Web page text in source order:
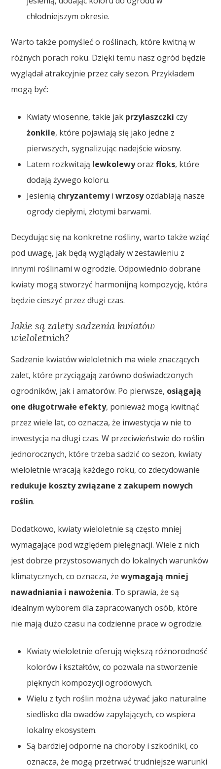
chłodniejszym okresie.
Warto także pomyśleć o roślinach, które kwitną w
różnych porach roku. Dzięki temu nasz ogród będzie
wyglądał atrakcyjnie przez cały sezon. Przykładem
mogą być:
Kwiaty wiosenne, takie jak przylaszczki czy
żonkile, które pojawiają się jako jedne z
pierwszych, sygnalizując nadejście wiosny.
Latem rozkwitają lewkolewyorazfloks, które
dodają żywego koloru.
Jesienią chryzantemyiwrzosyozdabiają nasze
ogrody ciepłymi, złotymi barwami.
Decydując się na konkretne rośliny, warto także wziąć
pod uwagę, jak będą wyglądały w zestawieniu z
innymi roślinami w ogrodzie. Odpowiednio dobrane
kwiaty mogą stworzyć harmonijną kompozycję, która
będzie cieszyć przez długi czas.
Jakie są zalety sadzenia kwiatów
wieloletnich?
Sadzenie kwiatów wieloletnich ma wiele znaczących
zalet, które przyciągają zarówno doświadczonych
ogrodników, jak i amatorów. Po pierwsze, osiągają
one długotrwałe efekty, ponieważ mogą kwitnąć
przez wiele lat, co oznacza, że inwestycja w nie to
inwestycja na długi czas. W przeciwieństwie do roślin
jednorocznych, które trzeba sadzić co sezon, kwiaty
wieloletnie wracają każdego roku, co zdecydowanie
redukuje koszty związane z zakupem nowych
roślin.
Dodatkowo, kwiaty wieloletnie są często mniej
wymagające pod względem pielęgnacji. Wiele z nich
jest dobrze przystosowanych do lokalnych warunków
klimatycznych, co oznacza, żewymagają mniej
nawadniania i nawożenia. To sprawia, że są
idealnym wyborem dla zapracowanych osób, które
nie mają dużo czasu na codzienne prace w ogrodzie.
Kwiaty wieloletnie oferują większą różnorodność
kolorów i kształtów, co pozwala na stworzenie
pięknych kompozycji ogrodowych.
Wielu z tych roślin można używać jako naturalne
siedlisko dla owadów zapylających, co wspiera
lokalny ekosystem.
Są bardziej odporne na choroby i szkodniki, co
oznacza, że mogą przetrwać trudniejsze warunki